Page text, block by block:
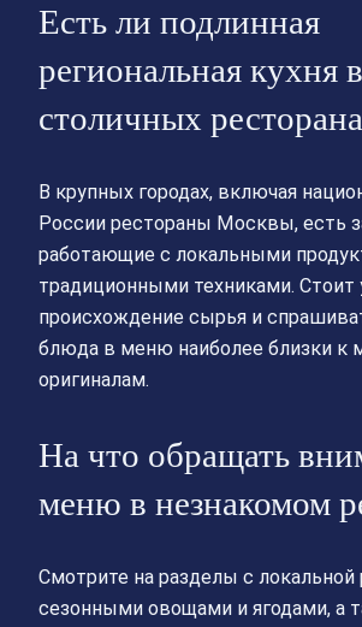
Есть ли подлинная
региональная кухня в
столичных
В крупных городах, включая
России рестораны Москвы, есть
работающие с локальными
традиционными техниками. Стоит
происхождение сырья и
блюда в меню наиболее близки к
оригиналам.
На что обращать
меню в незнакомом
Смотрите на разделы с
сезонными овощами и ягодами, а